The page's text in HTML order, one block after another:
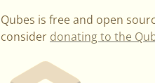
Qubes is free and open
consider donating to the